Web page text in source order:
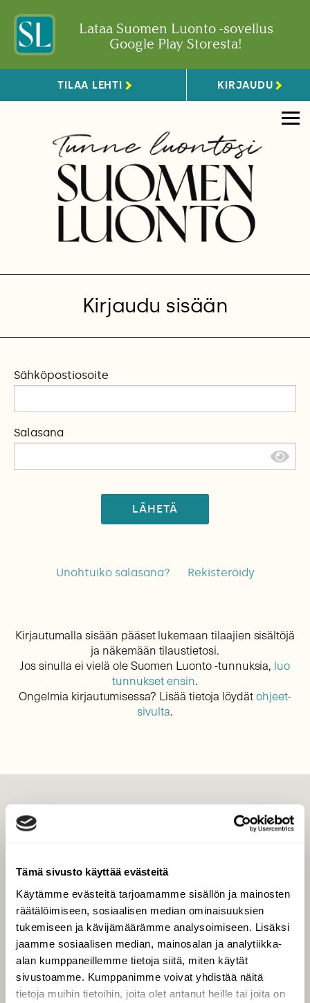
Tämä sivusto käyttää evästeitä
Käytämme evästeitä tarjoamamme sisällön ja mainosten
räätälöimiseen, sosiaalisen median ominaisuuksien
tukemiseen ja kävijämäärämme analysoimiseen. Lisäksi
jaamme sosiaalisen median, mainosalan ja analytiikka-
alan kumppaneillemme tietoja siitä, miten käytät
sivustoamme. Kumppanimme voivat yhdistää näitä
tietoja muihin tietoihin, joita olet antanut heille tai joita on
Lataa Suomen Luonto -sovellus
Google Play Storesta!
TILAA LEHTI KIRJAUDU
Kirjaudu sisään
Sähköpostiosoite
Salasana
LÄHETÄ
Unohtuiko salasana? Rekisteröidy
Kirjautumalla sisään pääset lukemaan tilaajien sisältöjä
ja näkemään tilaustietosi.
Jos sinulla ei vielä ole Suomen Luonto -tunnuksia, luo
tunnukset ensin.
Ongelmia kirjautumisessa? Lisää tietoja löydätohjeet-
sivulta.
Tilaa digilukuoikeus
Äänestä parasta juttua
Tilaa uutiskirje
SUOMEN LUONNON­
SUOJELU­LIITTO